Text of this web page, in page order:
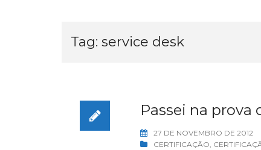
Tag: service desk
Passei na prova
27 DE NOVEMBRO DE 2012
CERTIFICAÇÃO,